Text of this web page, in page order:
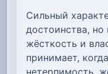
Сильный
достоинства, но
жёсткость и
принимает,
нетерпимость,